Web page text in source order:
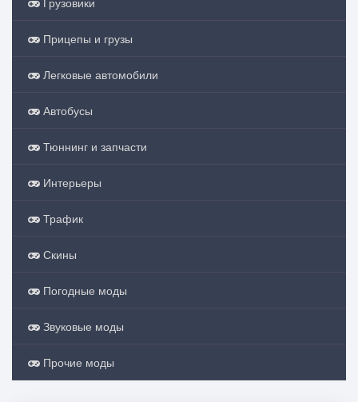
Прицепы и грузы
Легковые автомобили
Автобусы
Тюннинг и запчасти
Интерьеры
Трафик
Скины
Погодные моды
Звуковые моды
Прочие моды